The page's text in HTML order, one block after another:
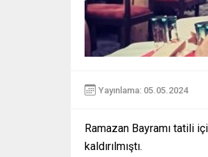
Yayınlama: 05.05.2024
Ramazan Bayramı tatili
kaldırılmıştı.